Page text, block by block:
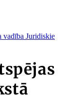
vadība Juridiskie